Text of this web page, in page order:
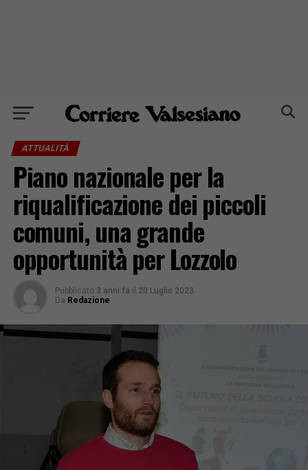
ATTUALITÀ
Piano nazionale per la
riqualificazione dei piccoli
comuni, una grande
opportunità per Lozzolo
Pubblicato 3 anni fa il 20 Luglio 2023
Da Redazione